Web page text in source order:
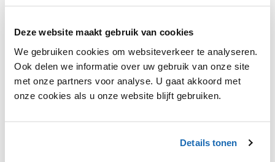
Deze website maakt gebruik van cookies
We gebruiken cookies om websiteverkeer te analyseren.
Ook delen we informatie over uw gebruik van onze site
met onze partners voor analyse. U gaat akkoord met
onze cookies als u onze website blijft gebruiken.
Details tonen